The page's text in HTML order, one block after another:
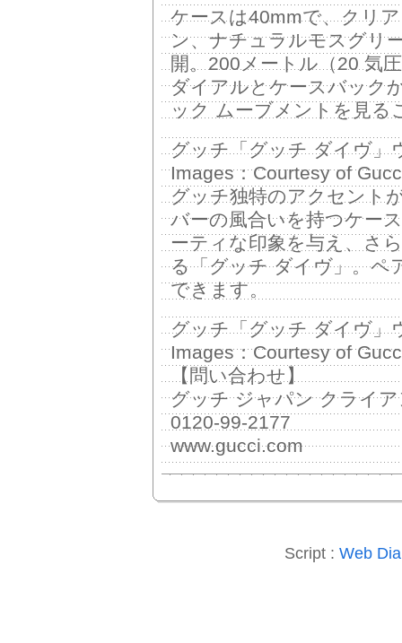
ケースは40mmで、クリ
ン、ナチュラルモスグリ
開。200メートル（20 気
ダイアルとケースバック
ック ムーブメントを見る
グッチ「グッチ ダイヴ
Images：Courtesy of
グッチ独特のアクセント
バーの風合いを持つケー
ーティな印象を与え、さ
る「グッチ ダイヴ」。ペ
できます。
グッチ「グッチ ダイヴ
Images：Courtesy of
【問い合わせ】
グッチ ジャパン クライ
0120-99-2177
www.gucci.com
Script : Web